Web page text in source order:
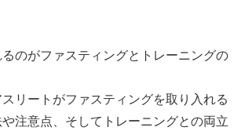
のがファスティングとトレーニングの
リートがファスティングを取り入れる
注意点、そしてトレーニングとの両立